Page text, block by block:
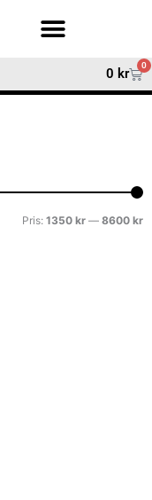
0 kr
0
Pris: 1350 kr — 8600 kr